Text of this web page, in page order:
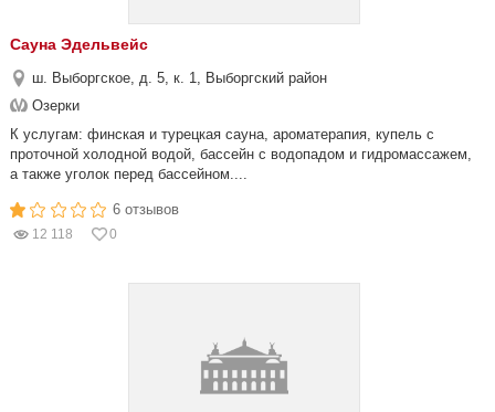
Сауна Эдельвейс
ш. Выборгское, д. 5, к. 1, Выборгский район
Озерки
К услугам: финская и турецкая сауна, ароматерапия, купель с
проточной холодной водой, бассейн с водопадом и гидромассажем,
а также уголок перед бассейном....
6 отзывов
12 118 0